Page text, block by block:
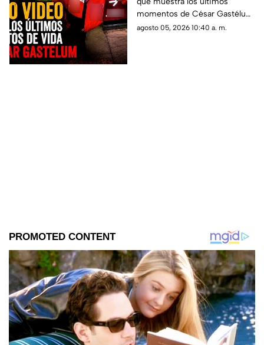
antes de su asesinato:
'Esos chavalos me dan
miedo'
momentos de César Gastélum
antes de ser asesinado en
agosto 05, 2026 10:40 a. m.